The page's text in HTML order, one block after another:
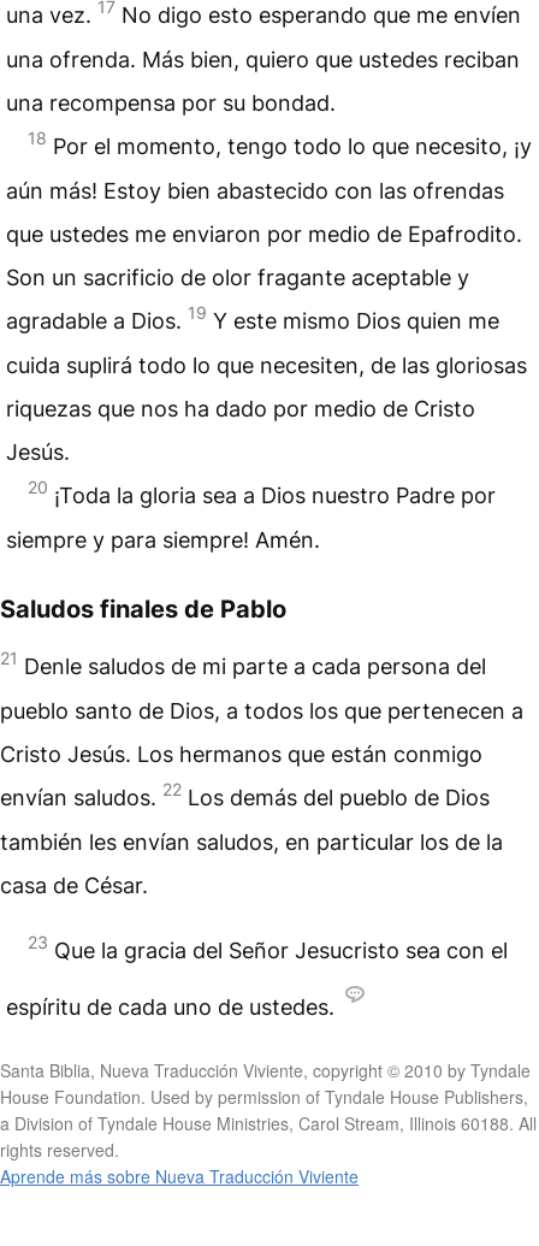
una vez. 17 No digo esto esperando que me envíen
una ofrenda. Más bien, quiero que ustedes reciban
una recompensa por su bondad.
18 Por el momento, tengo todo lo que necesito, ¡y
aún más! Estoy bien abastecido con las ofrendas
que ustedes me enviaron por medio de Epafrodito.
Son un sacrificio de olor fragante aceptable y
agradable a Dios. 19 Y este mismo Dios quien me
cuida suplirá todo lo que necesiten, de las gloriosas
riquezas que nos ha dado por medio de Cristo
Jesús.
20 ¡Toda la gloria sea a Dios nuestro Padre por
siempre y para siempre! Amén.
Saludos finales de Pablo
21 Denle saludos de mi parte a cada persona del
pueblo santo de Dios, a todos los que pertenecen a
Cristo Jesús. Los hermanos que están conmigo
envían saludos. 22 Los demás del pueblo de Dios
también les envían saludos, en particular los de la
casa de César.
23 Que la gracia del Señor Jesucristo sea con el
espíritu de cada uno de ustedes.
Santa Biblia, Nueva Traducción Viviente, copyright © 2010 by Tyndale
House Foundation. Used by permission of Tyndale House Publishers,
a Division of Tyndale House Ministries, Carol Stream, Illinois 60188. All
rights reserved.
Aprende más sobre Nueva Traducción Viviente